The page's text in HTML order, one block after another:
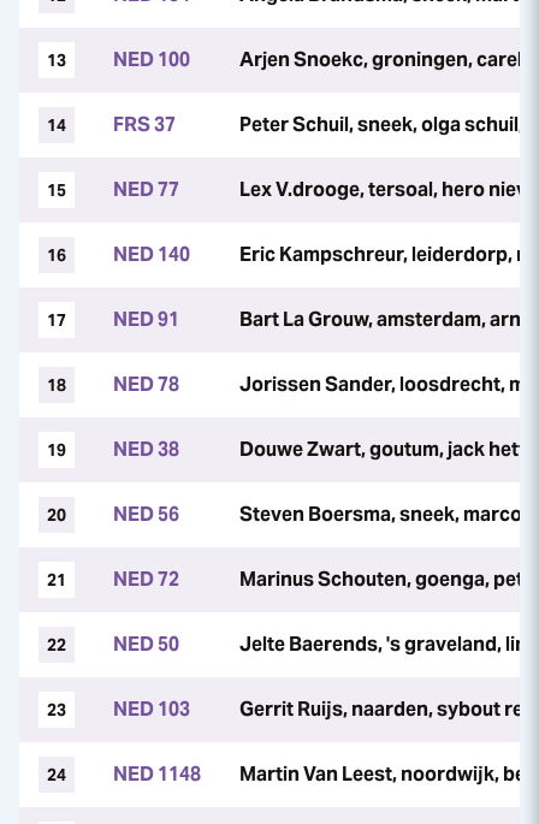
13 NED 100 Arjen Snoekc, groningen, carel-
14 FRS 37 Peter Schuil, sneek, olga schuil,
15 NED 77 Lex V.drooge, tersoal, hero
16 NED 140 Eric Kampschreur, leiderdorp,
17 NED 91 Bart La Grouw, amsterdam,
18 NED 78 Jorissen Sander, loosdrecht,
19 NED 38 Douwe Zwart, goutum, jack
20 NED 56 Steven Boersma, sneek, marco
21 NED 72 Marinus Schouten, goenga,
22 NED 50 Jelte Baerends, 's graveland,
23 NED 103 Gerrit Ruijs, naarden, sybout
24 NED 1148 Martin Van Leest, noordwijk,